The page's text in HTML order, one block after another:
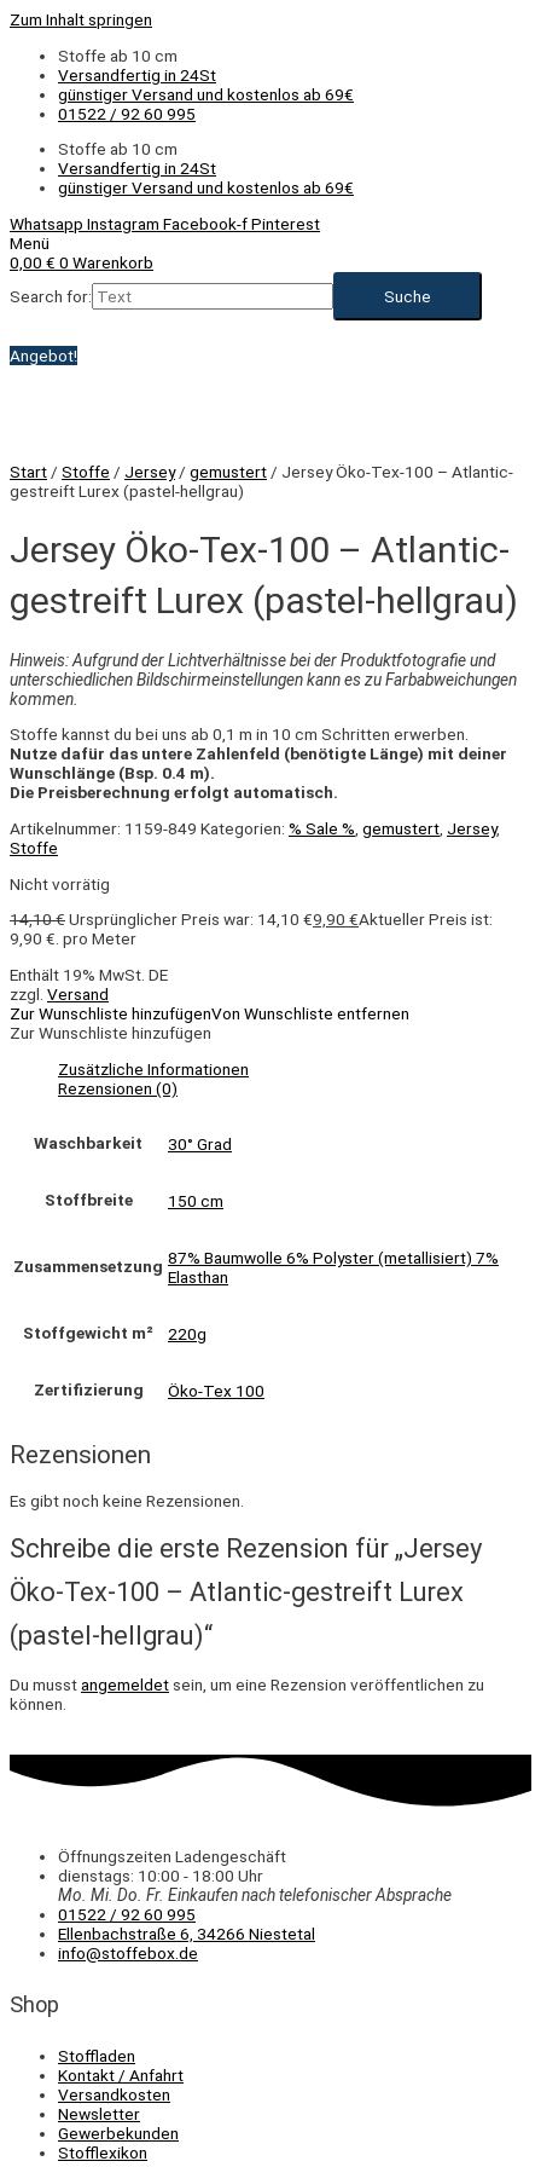
Zum Inhalt springen
Stoffe ab 10 cm
Versandfertig in 24St
günstiger Versand und kostenlos ab 69€
01522 / 92 60 995
Stoffe ab 10 cm
Versandfertig in 24St
günstiger Versand und kostenlos ab 69€
Whatsapp Instagram Facebook-fPinterest
Menü
0,00 € 0 Warenkorb
Search for:
Angebot!
Start / Stoffe / Jersey/ gemustert / Jersey Öko-Tex-100 – Atlantic-
gestreift Lurex (pastel-hellgrau)
Jersey Öko-Tex-100 – Atlantic-
gestreift Lurex (pastel-hellgrau)
Hinweis: Aufgrund der Lichtverhältnisse bei der Produktfotografie und
unterschiedlichen Bildschirmeinstellungen kann es zu Farbabweichungen
kommen.
Stoffe kannst du bei uns ab 0,1 m in 10 cm Schritten erwerben.
Nutze dafür das untere Zahlenfeld (benötigte Länge) mit deiner
Wunschlänge (Bsp. 0.4 m).
Die Preisberechnung erfolgt automatisch.
Artikelnummer: 1159-849 Kategorien: % Sale % gemustert Jersey,
Stoffe
Nicht vorrätig
14,10€Ursprünglicher Preis war: 14,10 €9,90 €Aktueller Preis ist:
9,90 €. pro Meter
Enthält 19% MwSt. DE
zzgl. Versand
Zur Wunschliste hinzufügenVon Wunschliste entfernen
Zur Wunschliste hinzufügen
Zusätzliche Informationen
Rezensionen (0)
Waschbarkeit 30° Grad
Stoffbreite 150 cm
Zusammensetzung 87% Baumwolle 6% Polyster (metallisiert) 7%
Elasthan
Stoffgewicht m² 220g
Zertifizierung Öko-Tex 100
Rezensionen
Es gibt noch keine Rezensionen.
Schreibe die erste Rezension für „Jersey
Öko-Tex-100 – Atlantic-gestreift Lurex
(pastel-hellgrau)“
Du musstangemeldet sein, um eine Rezension veröffentlichen zu
können.
Öffnungszeiten Ladengeschäft
dienstags: 10:00 - 18:00 Uhr
Mo. Mi. Do. Fr. Einkaufennach telefonischer Absprache
01522 / 92 60 995
Ellenbachstraße 6, 34266 Niestetal
info@stoffebox.de
Shop
Stoffladen
Kontakt / Anfahrt
Versandkosten
Newsletter
Gewerbekunden
Stofflexikon